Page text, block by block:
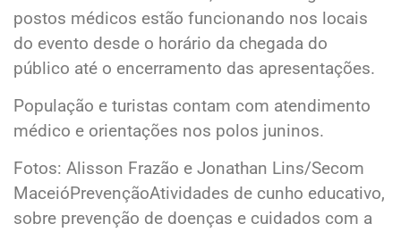
postos médicos estão funcionando nos locais
do evento desde o horário da chegada do
público até o encerramento das apresentações.
População e turistas contam com atendimento
médico e orientações nos polos juninos.
Fotos: Alisson Frazão e Jonathan Lins/Secom
MaceióPrevençãoAtividades de cunho educativo,
sobre prevenção de doenças e cuidados com a